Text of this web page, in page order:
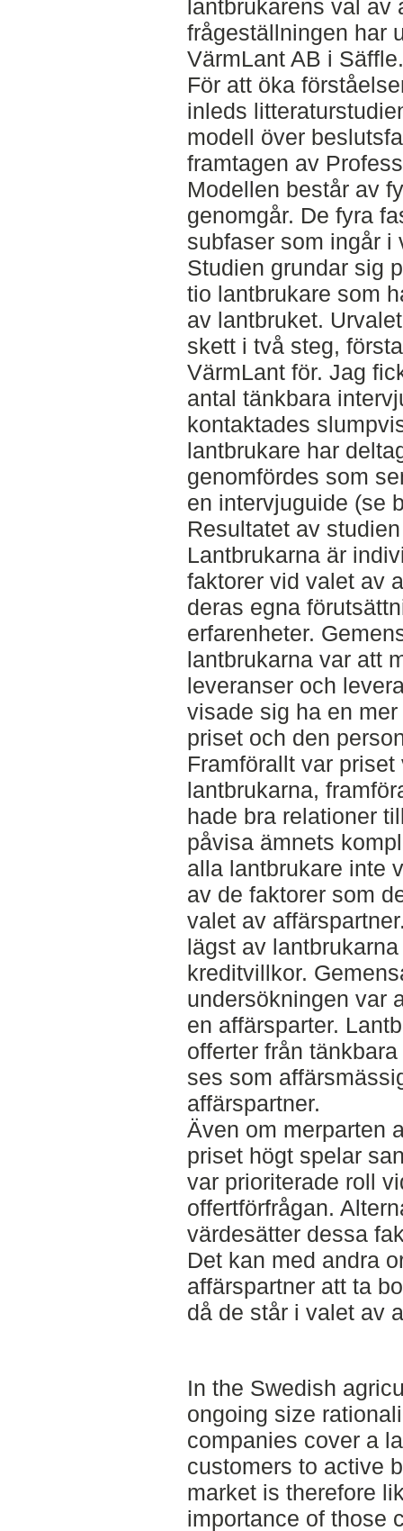
lantbrukarens val av
frågeställningen har
VärmLant AB i Säffle.
För att öka
inleds
modell över
framtagen av
Modellen består av
genomgår. De fyra
subfaser som ingår i
Studien grundar sig
tio lantbrukare som
av lantbruket.
skett i två steg,
VärmLant för. Jag
antal tänkbara
kontaktades
lantbrukare har
genomfördes som
en intervjuguide (se
Resultatet av
Lantbrukarna är
faktorer vid valet av
deras egna
erfarenheter.
lantbrukarna var att
leveranser och
visade sig ha en
priset och den
Framförallt var
lantbrukarna,
hade bra relationer
påvisa ämnets
alla lantbrukare inte
av de faktorer som
valet av
lägst av
kreditvillkor.
undersökningen var
en affärsparter.
offerter från
ses som
affärspartner.
Även om merparten
priset högt spelar
var prioriterade roll
offertförfrågan.
värdesätter dessa
Det kan med andra
affärspartner att ta
då de står i valet av
In the Swedish
ongoing size
companies cover a
customers to active
market is therefore
importance of those